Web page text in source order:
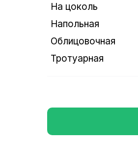
На цоколь
Напольная
Облицовочная
Тротуарная